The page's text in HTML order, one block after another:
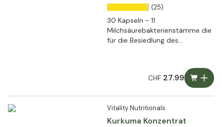
(25)
30 Kapseln - 11
Milchsäurebakterienstämme die
für die Besiedlung des
CHF27.99
Vitality Nutritionals
Kurkuma Konzentrat